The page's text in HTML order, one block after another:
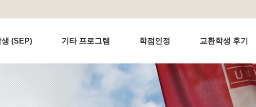
(SEP) 기타 프로그램 학점인정 교환학생 후기